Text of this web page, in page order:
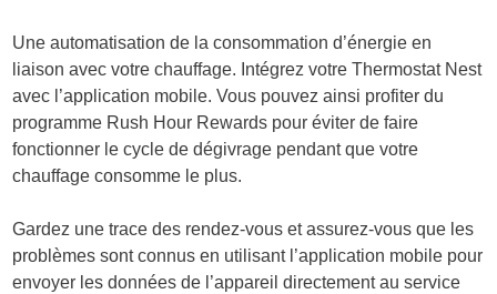
Une automatisation de la consommation d’énergie en
liaison avec votre chauffage. Intégrez votre Thermostat Nest
avec l’application mobile. Vous pouvez ainsi profiter du
programme Rush Hour Rewards pour éviter de faire
fonctionner le cycle de dégivrage pendant que votre
chauffage consomme le plus.
Gardez une trace des rendez-vous et assurez-vous que les
problèmes sont connus en utilisant l’application mobile pour
envoyer les données de l’appareil directement au service